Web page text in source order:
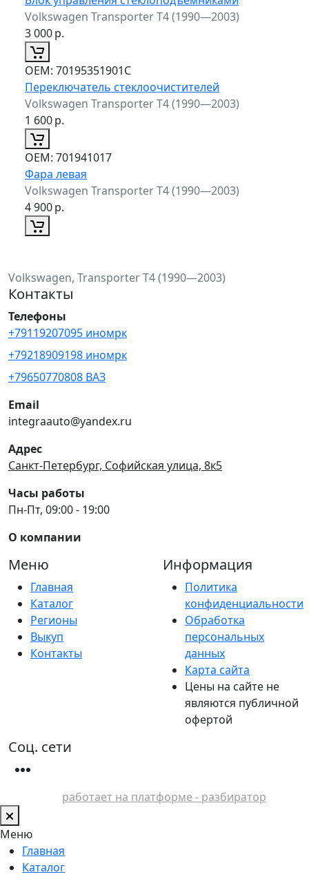
Volkswagen Transporter T4 (1990—2003)
3 000р.
ОЕМ: 70195351901C
Переключатель стеклоочистителей
Volkswagen Transporter T4 (1990—2003)
1 600р.
ОЕМ: 701941017
Фара левая
Volkswagen Transporter T4 (1990—2003)
4 900р.
Volkswagen, Transporter T4 (1990—2003)
Контакты
Телефоны
+79119207095 иномрк
+79218909198 иномрк
+79650770808 ВАЗ
Email
integraauto@yandex.ru
Адрес
Санкт-Петербург, Софийская улица, 8к5
Часы работы
Пн-Пт, 09:00 - 19:00
О компании
Меню
Главная
Каталог
Регионы
Выкуп
Контакты
Информация
Политика
конфиденциальности
Обработка
персональных
данных
Карта сайта
Цены на сайте не
являются публичной
офертой
Соц. сети
работает на платформе - разбиратор
Меню
Главная
Каталог